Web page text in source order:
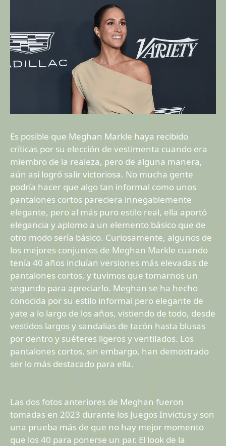
Es posible que Meghan Markle haya recibido
críticas por su elección de vestimenta cuando era
miembro de la realeza, pero de alguna manera,
aún así logró salir victoriosa. No mucha gente
podría hacer que algo tan informal como unos
pantalones cortos pareciera innegablemente
elegante, pero al más puro estilo real, ella aportó
elegancia y aplomo a un elemento básico que de
otro modo sería básico. Curiosamente, algunos de
los mejores conjuntos de Meghan Markle cuando
tenía 40 años incluían versiones más elevadas de
pantalones cortos, y tuvimos que tomarnos un
segundo para apreciarlo. Meghan se ha hecho
conocida por su estilo informal pero elegante de
yate a lo largo de los años, vistiendo de todo, desde
vestidos largos y sandalias de tacón hasta blusas
por dentro y suéteres ligeros y ventilados. Los
pantalones cortos, sin embargo, han demostrado
ser lo más destacado para ella.
Las dos fotos anteriores de Meghan fueron
tomadas en 2023 durante los Juegos Invictus y son
una prueba más de que no hay mejor momento
que los 40 para ponerse un par. El look de la